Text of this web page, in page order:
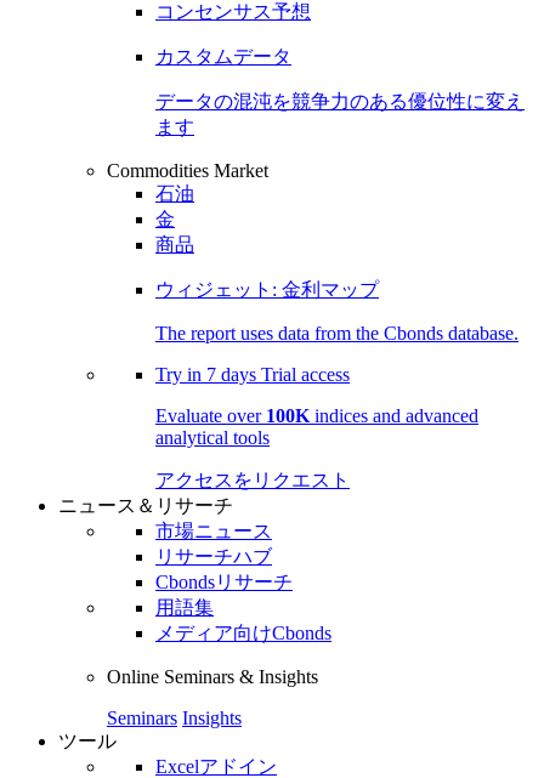
コンセンサス予想
カスタムデータ
データの混沌を競争力のある優位性に変え
ます
Commodities Market
石油
金
商品
ウィジェット: 金利マップ
The report uses data from the Cbonds database.
Try in 7 days Trial access
Evaluate over 100K indices and advanced
analytical tools
アクセスをリクエスト
ニュース＆リサーチ
市場ニュース
リサーチハブ
Cbondsリサーチ
用語集
メディア向けCbonds
Online Seminars & Insights
Seminars Insights
ツール
Excelアドイン